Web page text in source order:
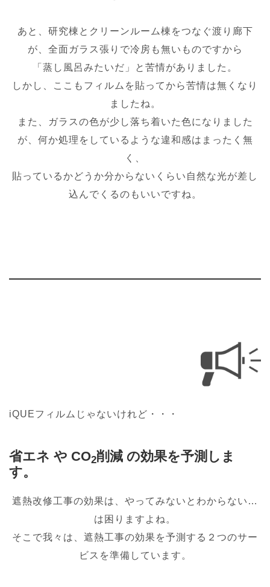
あと、研究棟とクリーンルーム棟をつなぐ渡り廊下
が、全面ガラス張りで冷房も無いものですから
「蒸し風呂みたいだ」と苦情がありました。
しかし、ここもフィルムを貼ってから苦情は無くなり
ましたね。
また、ガラスの色が少し落ち着いた色になりました
が、何か処理をしているような違和感はまったく無
く、
貼っているかどうか分からないくらい自然な光が差し
込んでくるのもいいですね。
iQUEフィルムじゃないけれど・・・
省エネ や CO2削減 の効果を予測しま
す。
遮熱改修工事の効果は、やってみないとわからない…
は困りますよね。
そこで我々は、遮熱工事の効果を予測する２つのサー
ビスを準備しています。